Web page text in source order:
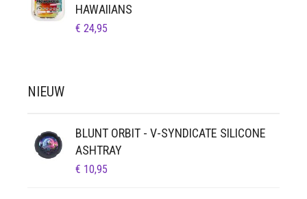
HAWAIIANS
€ 24,95
NIEUW
BLUNT ORBIT - V-SYNDICATE SILICONE
ASHTRAY
€ 10,95